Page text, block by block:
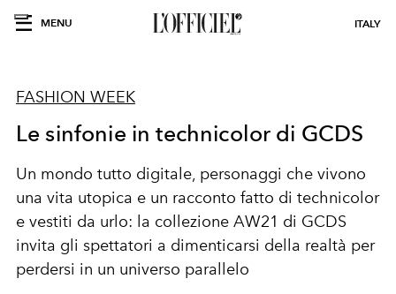
MENU ITALY
FASHION WEEK
Le sinfonie in technicolor di GCDS
Un mondo tutto digitale, personaggi che vivono
una vita utopica e un racconto fatto di technicolor
e vestiti da urlo: la collezione AW21 di GCDS
invita gli spettatori a dimenticarsi della realtà per
perdersi in un universo parallelo